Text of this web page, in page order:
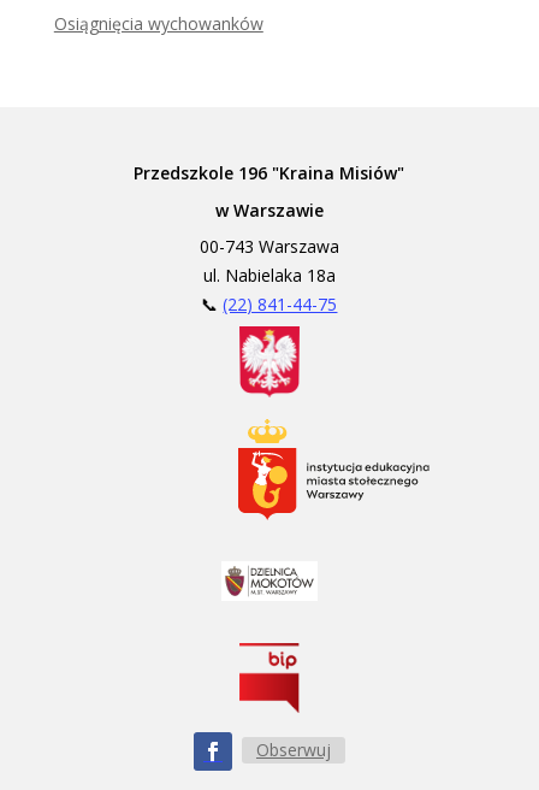
Osiągnięcia wychowanków
Przedszkole 196 "Kraina Misiów"
w Warszawie
00-743 Warszawa
ul. Nabielaka 18a
📞(22) 841-44-75
Obserwuj